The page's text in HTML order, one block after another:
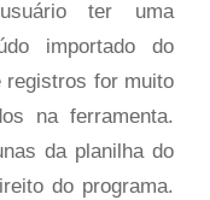
ter uma
importado do
registros for muito
na ferramenta.
da planilha do
do programa.